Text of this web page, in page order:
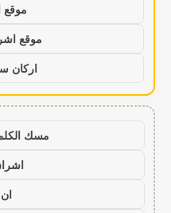
موقع
موقع
اركان
مسك